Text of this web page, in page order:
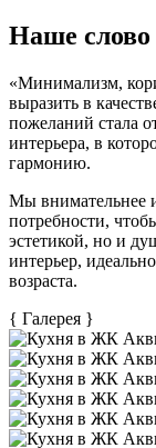
Наше слово
«Минимализм,
выразить в
пожеланий стала
интерьера, в
гармонию.
Мы внимательнее
потребности,
эстетикой, но и
интерьер,
возраста.
{ Галерея }